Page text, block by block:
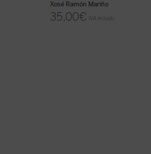
Xosé Ramón Mariño
35,00€ IVA incluido